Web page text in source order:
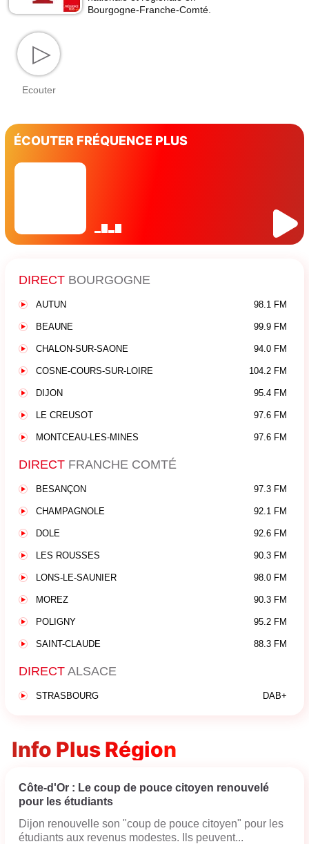
Bourgogne-Franche-Comté.
▷
Ecouter
ÉCOUTER FRÉQUENCE PLUS
DIRECT BOURGOGNE
AUTUN 98.1 FM
BEAUNE 99.9 FM
CHALON-SUR-SAONE 94.0 FM
COSNE-COURS-SUR-LOIRE 104.2 FM
DIJON 95.4 FM
LE CREUSOT 97.6 FM
MONTCEAU-LES-MINES 97.6 FM
DIRECT FRANCHE COMTÉ
BESANÇON 97.3 FM
CHAMPAGNOLE 92.1 FM
DOLE 92.6 FM
LES ROUSSES 90.3 FM
LONS-LE-SAUNIER 98.0 FM
MOREZ 90.3 FM
POLIGNY 95.2 FM
SAINT-CLAUDE 88.3 FM
DIRECT ALSACE
STRASBOURG DAB+
Info Plus Région
Côte-d'Or : Le coup de pouce citoyen renouvelé
pour les étudiants
Dijon renouvelle son "coup de pouce citoyen" pour les
étudiants aux revenus modestes. Ils peuvent...